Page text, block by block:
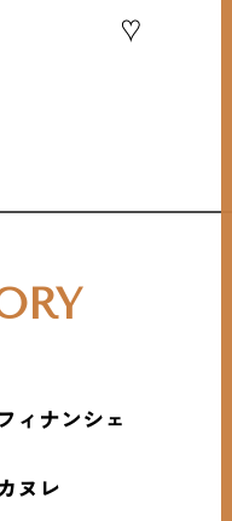
♥
フィナンシェ
ヌレ